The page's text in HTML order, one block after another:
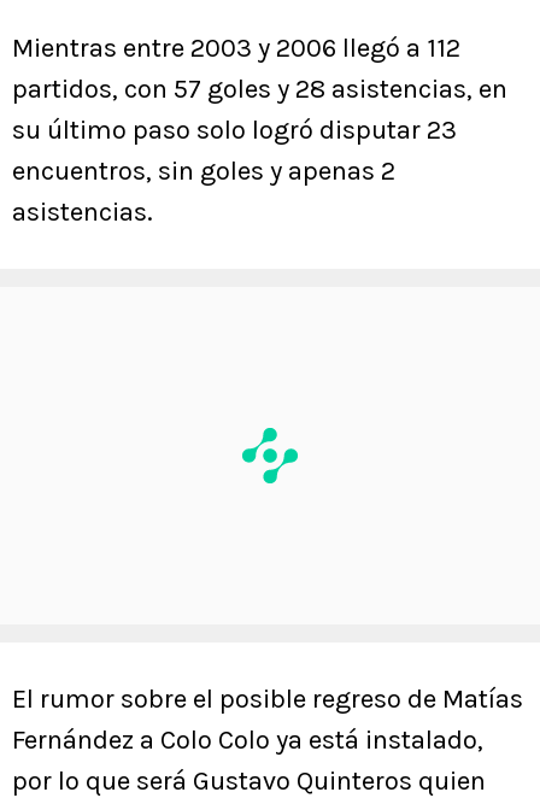
Mientras entre 2003 y 2006 llegó a 112
partidos, con 57 goles y 28 asistencias, en
su último paso solo logró disputar 23
encuentros, sin goles y apenas 2
asistencias.
El rumor sobre el posible regreso de Matías
Fernández a Colo Colo ya está instalado,
por lo que será Gustavo Quinteros quien